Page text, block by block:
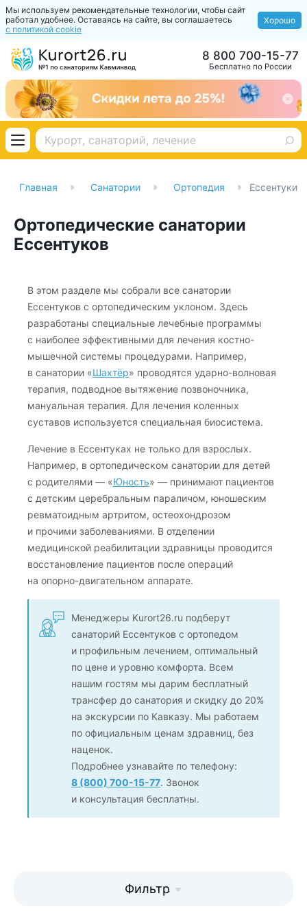
Мы используем рекомендательные технологии, чтобы сайт
работал удобнее. Оставаясь на сайте, вы соглашаетесь
с политикой cookie
Хорошо
Бесплатно по России
8 800 700-15-77
Главная Санатории Ортопедия Ессентуки
Ортопедические санатории
Ессентуков
В этом разделе мы собрали все санатории
Ессентуков с ортопедическим уклоном. Здесь
разработаны специальные лечебные программы
с наиболее эффективными для лечения костно-
мышечной системы процедурами. Например,
в санатории «Шахтёр» проводятся ударно-волновая
терапия, подводное вытяжение позвоночника,
мануальная терапия. Для лечения коленных
суставов используется специальная биосистема.
Лечение в Ессентуках не только для взрослых.
Например, в ортопедическом санатории для детей
с родителями — «Юность» — принимают пациентов
с детским церебральным параличом, юношеским
ревматоидным артритом, остеохондрозом
и прочими заболеваниями. В отделении
медицинской реабилитации здравницы проводится
восстановление пациентов после операций
на опорно-двигательном аппарате.
Менеджеры Kurort26.ru подберут
санаторий Ессентуков с ортопедом
и профильным лечением, оптимальный
по цене и уровню комфорта. Всем
нашим гостям мы дарим бесплатный
трансфер до санатория и скидку до 20%
на экскурсии по Кавказу. Мы работаем
по официальным ценам здравниц, без
наценок.
Подробнее узнавайте по телефону:
8 (800) 700-15-77. Звонок
и консультация бесплатны.
Фильтр